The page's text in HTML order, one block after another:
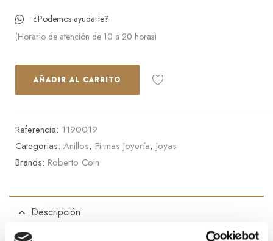
¿Podemos ayudarte?
(Horario de atención de 10 a 20 horas)
AÑADIR AL CARRITO
Referencia: 1190019
Categorias: Anillos, Firmas Joyería, Joyas
Brands: Roberto Coin
Descripción